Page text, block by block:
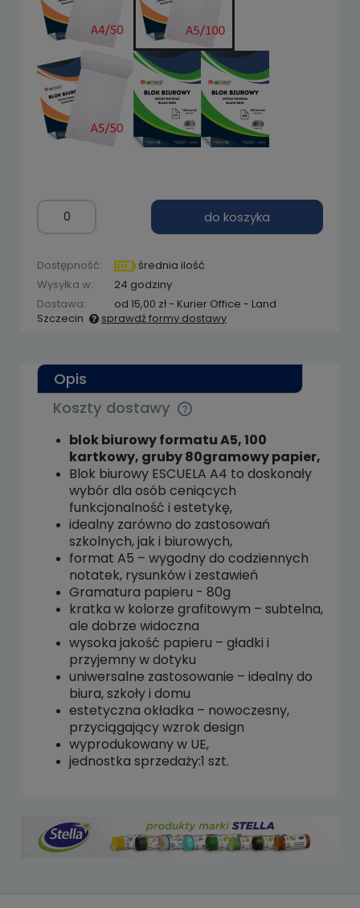
do koszyka
Dostępność:
średnia ilość
Wysyłka w:
24 godziny
Dostawa:
od 15,00 zł- Kurier Office - Land
Szczecin
sprawdź formy dostawy
Opis
Koszty dostawy
Cena nie zawiera ewentualnych kosztów
płatności
blok biurowy formatu A5, 100
kartkowy, gruby 80gramowy papier,
Blok biurowy ESCUELA A4 to doskonały
wybór dla osób ceniących
funkcjonalność i estetykę,
idealny zarówno do zastosowań
szkolnych, jak i biurowych,
format A5 – wygodny do codziennych
notatek, rysunków i zestawień
Gramatura papieru - 80g
kratka w kolorze grafitowym – subtelna,
ale dobrze widoczna
wysoka jakość papieru – gładki i
przyjemny w dotyku
uniwersalne zastosowanie – idealny do
biura, szkoły i domu
estetyczna okładka – nowoczesny,
przyciągający wzrok design
wyprodukowany w UE,
jednostka sprzedaży:1 szt.